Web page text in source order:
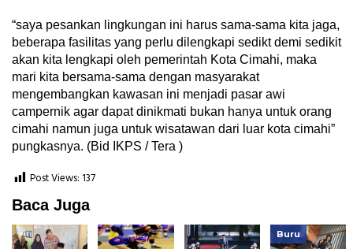
“saya pesankan lingkungan ini harus sama-sama kita jaga,
beberapa fasilitas yang perlu dilengkapi sedikt demi sedikit
akan kita lengkapi oleh pemerintah Kota Cimahi, maka
mari kita bersama-sama dengan masyarakat
mengembangkan kawasan ini menjadi pasar awi
campernik agar dapat dinikmati bukan hanya untuk orang
cimahi namun juga untuk wisatawan dari luar kota cimahi”
pungkasnya. (Bid IKPS / Tera )
Post Views: 137
Baca Juga
Buru